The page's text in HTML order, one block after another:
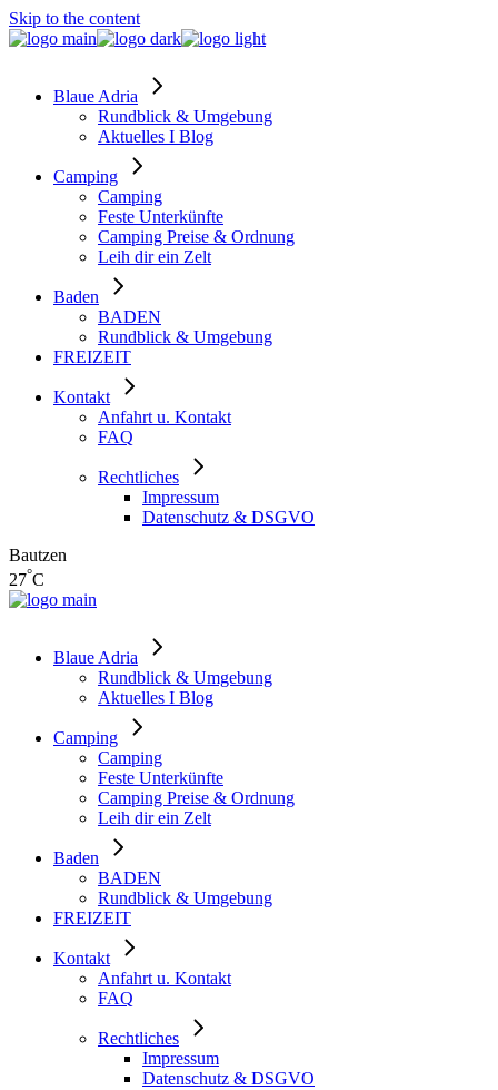
Skip to the content
Blaue Adria
Rundblick & Umgebung
Aktuelles I Blog
Camping
Camping
Feste Unterkünfte
Camping Preise & Ordnung
Leih dir ein Zelt
Baden
BADEN
Rundblick & Umgebung
FREIZEIT
Kontakt
Anfahrt u. Kontakt
FAQ
Rechtliches
Impressum
Datenschutz & DSGVO
Bautzen
27°C
Blaue Adria
Rundblick & Umgebung
Aktuelles I Blog
Camping
Camping
Feste Unterkünfte
Camping Preise & Ordnung
Leih dir ein Zelt
Baden
BADEN
Rundblick & Umgebung
FREIZEIT
Kontakt
Anfahrt u. Kontakt
FAQ
Rechtliches
Impressum
Datenschutz & DSGVO